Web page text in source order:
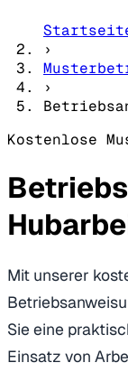
›
›
Kostenlose
Mit unserer
Sie eine
Einsatz von